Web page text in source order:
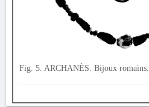
Fig. 5. ARCHANÈS. Bijoux romains.